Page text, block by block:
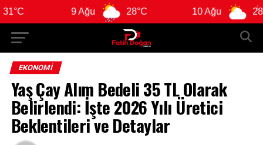
28°C 28°C
EKONOMI
Yaş Çay Alım Bedeli 35 TL Olarak
Belirlendi: İşte 2026 Yılı Üretici
Beklentileri ve Detaylar